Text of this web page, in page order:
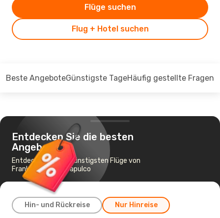
Flug + Hotel suchen
Flüge suchen
Beste AngeboteGünstigste TageHäufig gestellte Fragen
Entdecken Sie die besten
Angebote
Entdecken Sie die günstigsten Flüge von
Frankfurt nach Acapulco
Hin- und Rückreise Nur Hinreise